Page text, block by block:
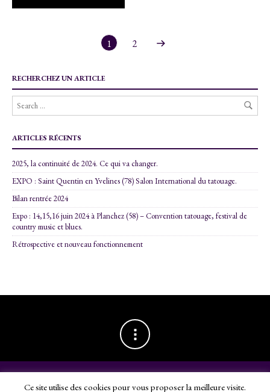
1 2
RECHERCHEZ UN ARTICLE
ARTICLES RÉCENTS
2025, la continuité de 2024. Ce qui va changer.
EXPO : Saint Quentin en Yvelines (78) Salon International du tatouage.
Bilan rentrée 2024
Expo : 14,15,16 juin 2024 à Planchez (58) – Convention tatouage, festival de
country music et blues.
Rétrospective et nouveau fonctionnement
Ce site utilise des cookies pour vous proposer la meilleure visite.